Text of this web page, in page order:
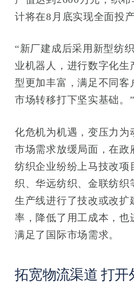
计将在8月底实现全面投产
“新厂建成后采用新型纺
业机器人，进行数字化
型更加丰富，满足不同客
市场转移打下坚实基础。
化危机为机遇，变压力
市场需求放缓局面，在
纺织企业纷纷上马技改项
织、华远纺织、金联纺
生产线进行了技改或改扩
率，降低了用工成本，也
满足了国际市场需求。
拓宽物流渠道 打开